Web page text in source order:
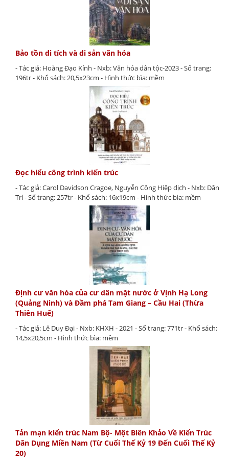
Bảo tồn di tích và di sản văn hóa
- Tác giả: Hoàng Đạo Kính - Nxb: Văn hóa dân tộc-2023 - Số trang:
196tr - Khổ sách: 20,5x23cm - Hình thức bìa: mềm
Đọc hiểu công trình kiến trúc
- Tác giả: Carol Davidson Cragoe, Nguyễn Công Hiệp dịch - Nxb: Dân
Trí - Số trang: 257tr - Khổ sách: 16x19cm - Hình thức bìa: mềm
Định cư văn hóa của cư dân mặt nước ở Vịnh Hạ Long
(Quảng Ninh) và Đầm phá Tam Giang – Cầu Hai (Thừa
Thiên Huế)
- Tác giả: Lê Duy Đại - Nxb: KHXH - 2021 - Số trang: 771tr - Khổ sách:
14,5x20,5cm - Hình thức bìa: mềm
Tản mạn kiến trúc Nam Bộ- Một Biên Khảo Về Kiến Trúc
Dân Dụng Miền Nam (Từ Cuối Thế Kỷ 19 Đến Cuối Thế Kỷ
20)